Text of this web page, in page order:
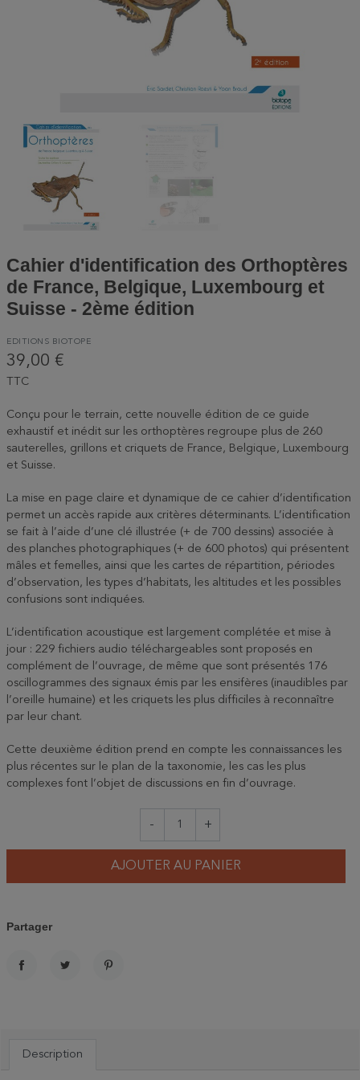
Cahier d'identification des Orthoptères
de France, Belgique, Luxembourg et
Suisse - 2ème édition
EDITIONS BIOTOPE
39,00 €
TTC
Conçu pour le terrain, cette nouvelle édition de ce guide
exhaustif et inédit sur les orthoptères regroupe plus de 260
sauterelles, grillons et criquets de France, Belgique, Luxembourg
et Suisse.
La mise en page claire et dynamique de ce cahier d’identification
permet un accès rapide aux critères déterminants. L’identification
se fait à l’aide d’une clé illustrée (+ de 700 dessins) associée à
des planches photographiques (+ de 600 photos) qui présentent
mâles et femelles, ainsi que les cartes de répartition, périodes
d’observation, les types d’habitats, les altitudes et les possibles
confusions sont indiquées.
L’identification acoustique est largement complétée et mise à
jour : 229 fichiers audio téléchargeables sont proposés en
complément de l’ouvrage, de même que sont présentés 176
oscillogrammes des signaux émis par les ensifères (inaudibles par
l’oreille humaine) et les criquets les plus difficiles à reconnaître
par leur chant.
Cette deuxième édition prend en compte les connaissances les
plus récentes sur le plan de la taxonomie, les cas les plus
complexes font l’objet de discussions en fin d’ouvrage.
- +
AJOUTER AU PANIER
Partager
Description